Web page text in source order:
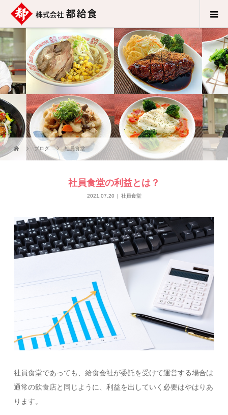
ブログ 社員食堂
社員食堂の利益とは？
2021.07.20 社員食堂
社員食堂であっても、給食会社が委託を受けて運営する場合は
通常の飲食店と同じように、利益を出していく必要はやはりあ
ります。